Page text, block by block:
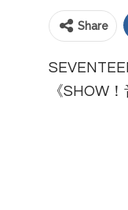
Share
《SHOW